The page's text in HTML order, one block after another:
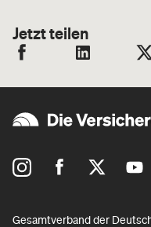
Jetzt teilen
Gesamtverband der